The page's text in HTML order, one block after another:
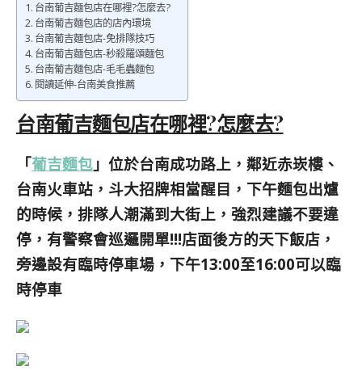
台南葡吉麵包店在哪裡?怎麼去?
台南葡吉麵包店的店內環境
台南葡吉麵包店-免排隊技巧
台南葡吉麵包店-秒殺羅頌麵包
台南葡吉麵包店-毛毛蟲麵包
閱讀延伸-台南美食推薦
台南葡吉麵包店在哪裡?怎麼去?
「葡吉麵包 」位於台南成功路上，鄰近赤崁樓、
台南火車站，斗大招牌相當醒目，下午麵包出爐
的時候，排隊人潮滿到大街上，強烈建議不要違
停，有警察會巡邏開單!!!店面後方的天下飯店，
旁邊設有臨時停車場，下午13:00至16:00可以臨
時停車